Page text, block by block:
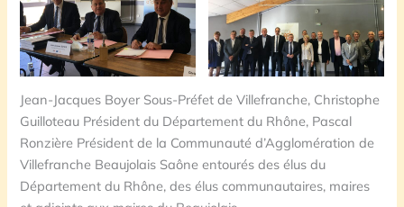
Jean-Jacques Boyer Sous-Préfet de Villefranche, Christophe
Guilloteau Président du Département du Rhône, Pascal
Ronzière Président de la Communauté d’Agglomération de
Villefranche Beaujolais Saône entourés des élus du
Département du Rhône, des élus communautaires, maires